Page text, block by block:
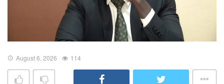
August 6, 2026 114